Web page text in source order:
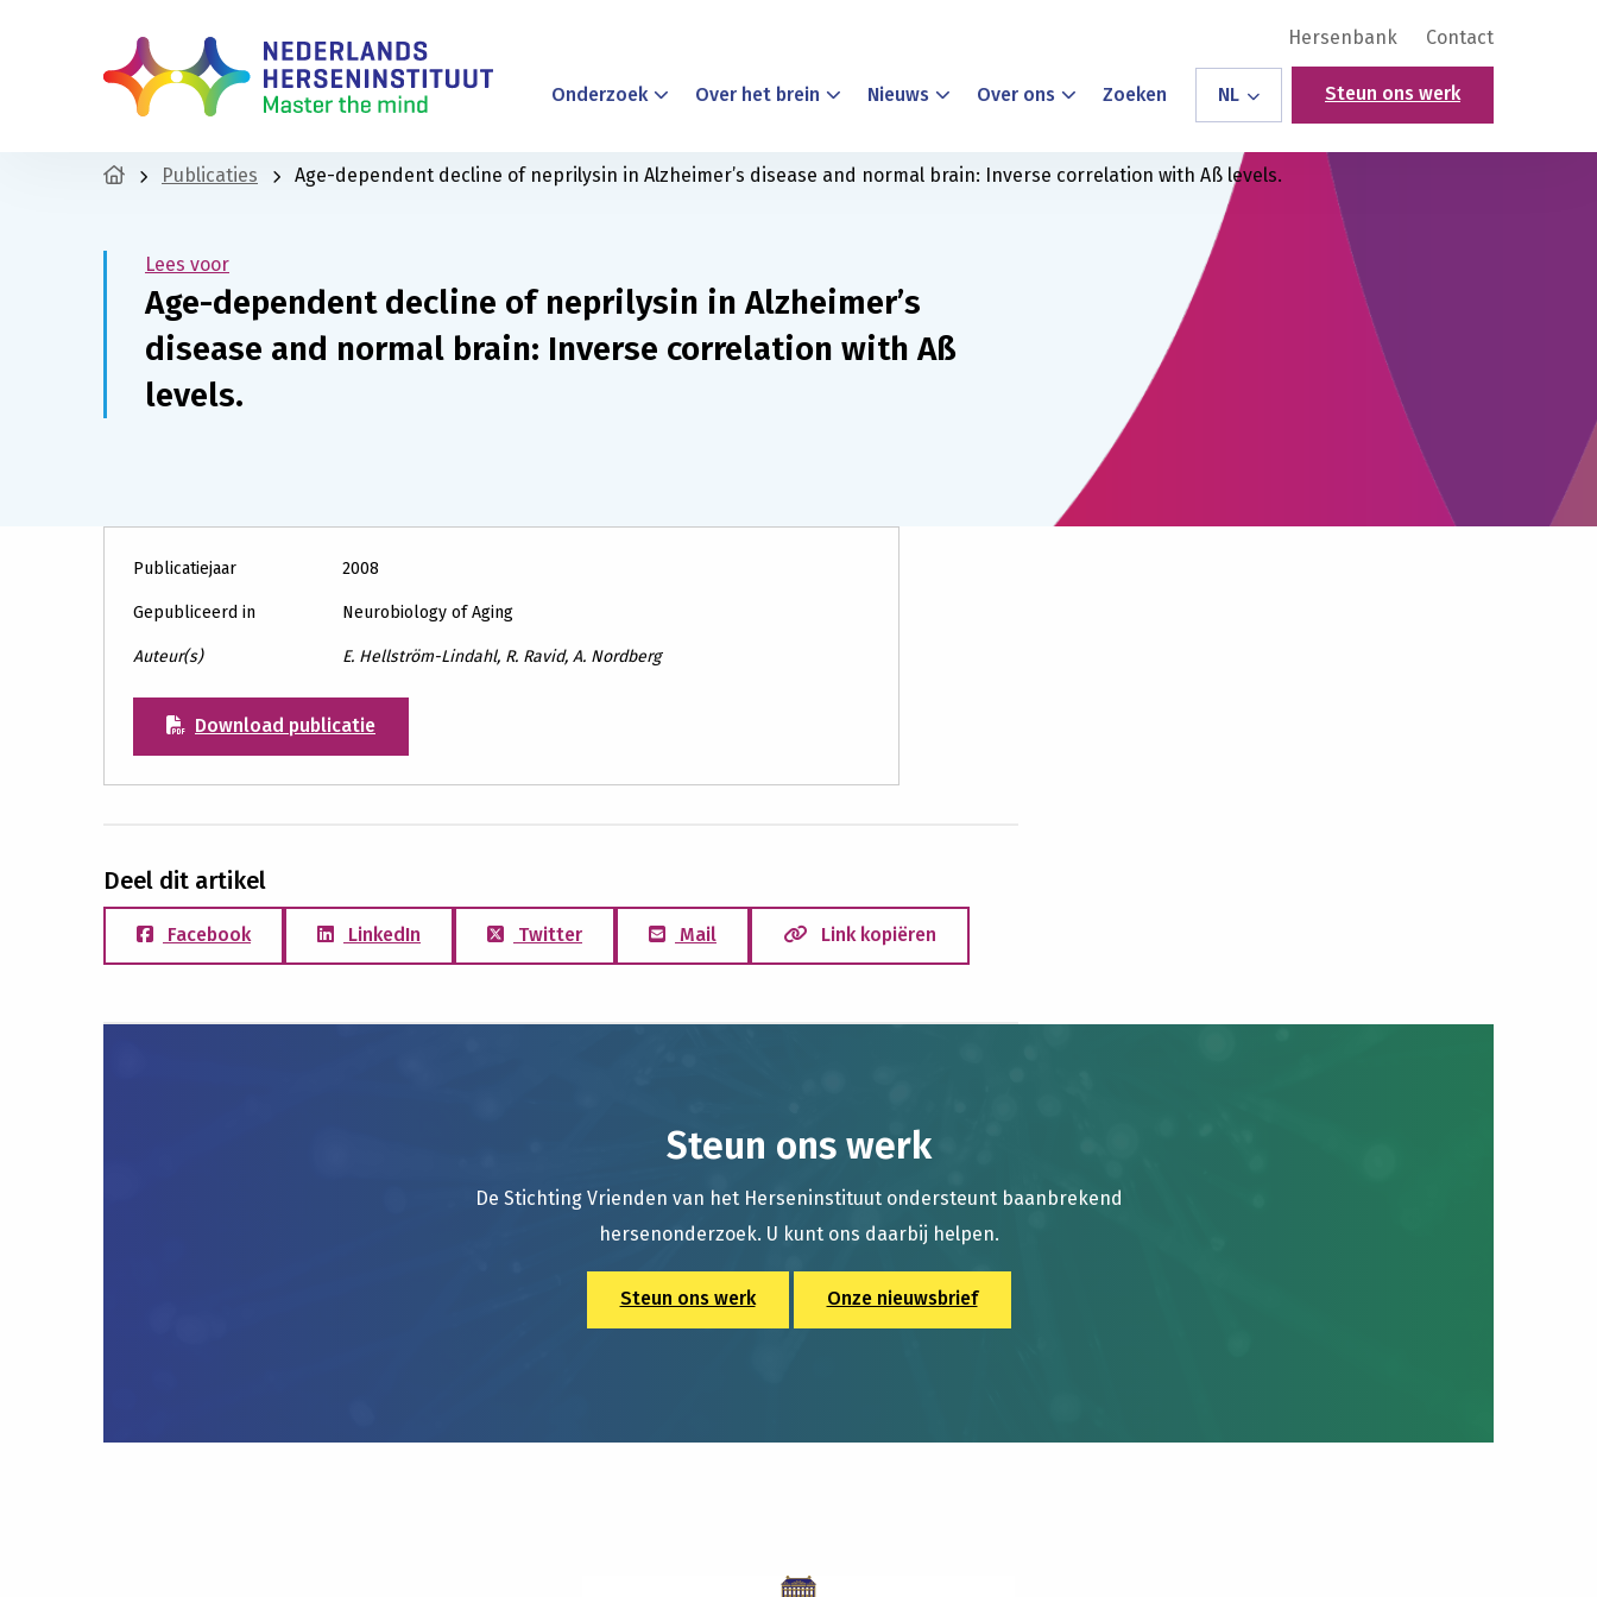
Hersenbank Contact
Onderzoek Over het brein Nieuws Over ons Zoeken NL Steun ons werk
Publicaties Age-dependent decline of neprilysin in Alzheimer’s disease and normal brain: Inverse correlation with Aß levels.
Lees voor
Age-dependent decline of neprilysin in Alzheimer’s
disease and normal brain: Inverse correlation with Aß
levels.
Publicatiejaar 2008
Gepubliceerd in Neurobiology of Aging
Auteur(s) E. Hellström-Lindahl, R. Ravid, A. Nordberg
Download publicatie
Deel dit artikel
Facebook LinkedIn Twitter Mail Link kopiëren
Steun ons werk
De Stichting Vrienden van het Herseninstituut ondersteunt baanbrekend
hersenonderzoek. U kunt ons daarbij helpen.
Steun ons werk Onze nieuwsbrief